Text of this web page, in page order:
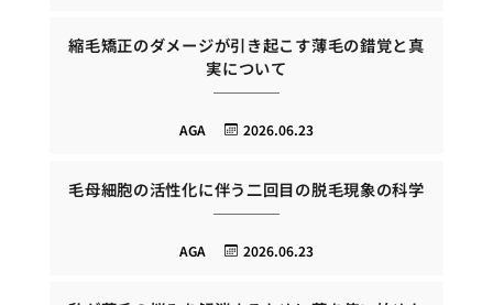
縮毛矯正のダメージが引き起こす薄毛の錯覚と真
実について
2026.06.23
AGA
毛母細胞の活性化に伴う二回目の脱毛現象の科学
2026.06.23
AGA